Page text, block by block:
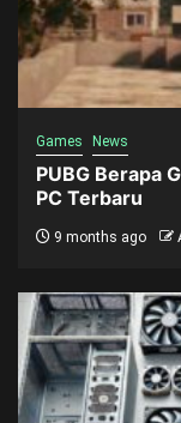
Games News
PUBG Berapa
PC Terbaru
9 months ago